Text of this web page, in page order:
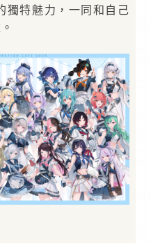
獨特魅力，一同和自己